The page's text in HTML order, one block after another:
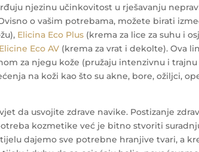
njezinu učinkovitost u rješavanju
o vašim potrebama, možete birati
Elicina Eco Plus (krema za lice za suhu i
Elicine Eco AV (krema za vrat i dekolte). Ova
za njegu kože (pružaju intenzivnu i
na koži kao što su akne, bore, ožiljci,
da usvojite zdrave navike. Postizanje
kozmetike već je bitno stvoriti
dajemo sve potrebne hranjive tvari, a